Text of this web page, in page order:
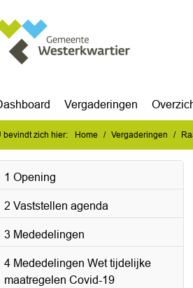
Vergaderingen
bevindt zich hier: Home Vergaderingen
1 Opening
2 Vaststellen agenda
3 Mededelingen
4 Mededelingen Wet tijdelijke
maatregelen Covid-19